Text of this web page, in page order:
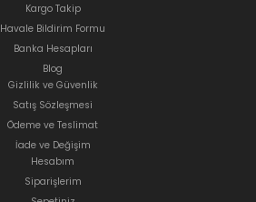
Kargo Takip
Havale Bildirim Formu
Banka Hesapları
Blog
Gizlilik ve Güvenlik
Satış Sözleşmesi
Ödeme ve Teslimat
İade ve Değişim
Hesabım
Siparişlerim